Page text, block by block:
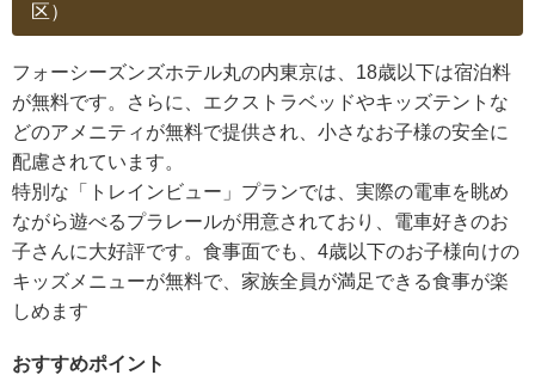
区）
フォーシーズンズホテル丸の内東京は、18歳以下は宿泊料
が無料です。さらに、エクストラベッドやキッズテントな
どのアメニティが無料で提供され、小さなお子様の安全に
配慮されています。
特別な「トレインビュー」プランでは、実際の電車を眺め
ながら遊べるプラレールが用意されており、電車好きのお
子さんに大好評です。食事面でも、4歳以下のお子様向けの
キッズメニューが無料で、家族全員が満足できる食事が楽
しめます
おすすめポイント